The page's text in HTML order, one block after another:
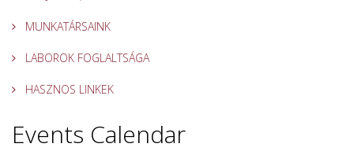
MUNKATÁRSAINK
LABOROK FOGLALTSÁGA
HASZNOS LINKEK
Events Calendar